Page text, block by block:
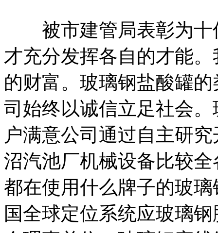
被市建管局表彰为十
才充分发挥各自的才能
的财富。玻璃钢盐酸罐
司始终以诚信立足社会
户满意公司通过自主研
沼汽池厂机械设备比较
都在使用什么牌子的玻
国全球定位系统应玻璃